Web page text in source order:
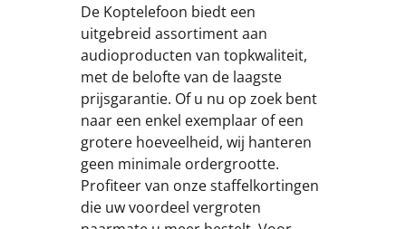
De Koptelefoon biedt een
uitgebreid assortiment aan
audioproducten van topkwaliteit,
met de belofte van de laagste
prijsgarantie. Of u nu op zoek bent
naar een enkel exemplaar of een
grotere hoeveelheid, wij hanteren
geen minimale ordergrootte.
Profiteer van onze staffelkortingen
die uw voordeel vergroten